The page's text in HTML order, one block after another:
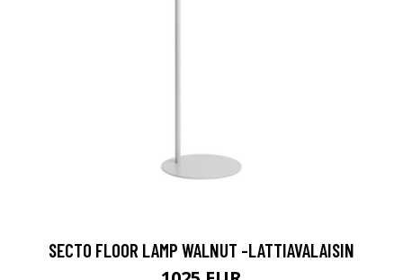
SECTO FLOOR LAMP WALNUT -LATTIAVALAISIN